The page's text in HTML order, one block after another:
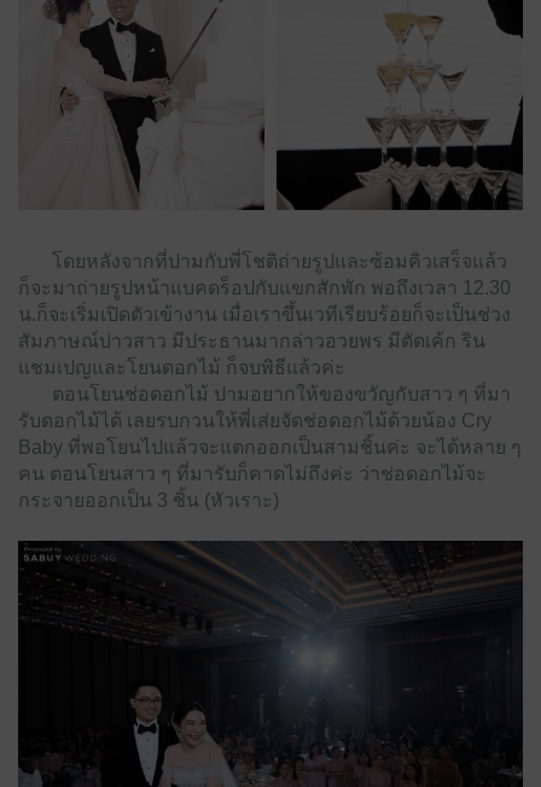
โดยหลังจากที่ปามกับพี่โชติถ่ายรูปและซ้อมคิวเสร็จแล้ว
ก็จะมาถ่ายรูปหน้าแบคดร็อปกับแขกสักพัก พอถึงเวลา 12.30
น.​ก็จะเริ่มเปิดตัวเข้างาน เมื่อเราขึ้นเวทีเรียบร้อยก็จะเป็นช่วง
สัมภาษณ์บ่าวสาว มีประธานมากล่าวอวยพร มีตัดเค้ก ริน
แชมเปญและโยนดอกไม้ ก็จบพิธีแล้วค่ะ
ตอนโยนช่อดอกไม้ ปามอยากให้ของขวัญกับสาว ๆ ที่มา
รับดอกไม้ได้ เลยรบกวนให้พี่เส่ยจัดช่อดอกไม้ด้วยน้อง Cry
Baby ที่พอโยนไปแล้วจะแตกออกเป็นสามชิ้นค่ะ จะได้หลาย ๆ
คน ตอนโยนสาว ๆ ที่มารับก็คาดไม่ถึงค่ะ ว่าช่อดอกไม้จะ
กระจายออกเป็น 3 ชิ้น (หัวเราะ)